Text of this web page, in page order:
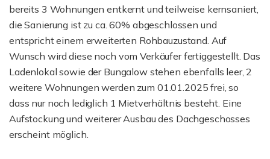
bereits 3 Wohnungen entkernt und teilweise kernsaniert,
die Sanierung ist zu ca. 60% abgeschlossen und
entspricht einem erweiterten Rohbauzustand. Auf
Wunsch wird diese noch vom Verkäufer fertiggestellt. Das
Ladenlokal sowie der Bungalow stehen ebenfalls leer, 2
weitere Wohnungen werden zum 01.01.2025 frei, so
dass nur noch lediglich 1 Mietverhältnis besteht. Eine
Aufstockung und weiterer Ausbau des Dachgeschosses
erscheint möglich.